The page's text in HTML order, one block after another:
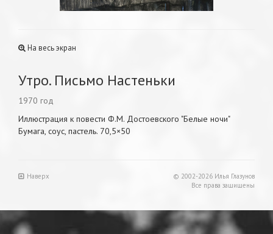
На весь экран
Утро. Письмо Настеньки
1970 год
Иллюстрация к повести Ф.М. Достоевского "Белые ночи"
Бумага, соус, пастель. 70,5×50
Наверх
© 2002-2026 Илья Глазунов
Все права защищены